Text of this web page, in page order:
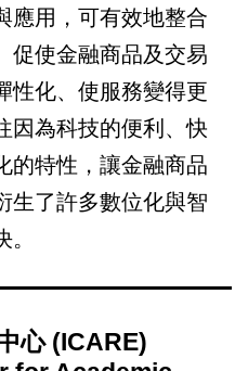
應用，可有效地整合
促使金融商品及交易
性化、使服務變得更
因為科技的便利、快
的特性，讓金融商品
生了許多數位化與智
。
心 (ICARE)